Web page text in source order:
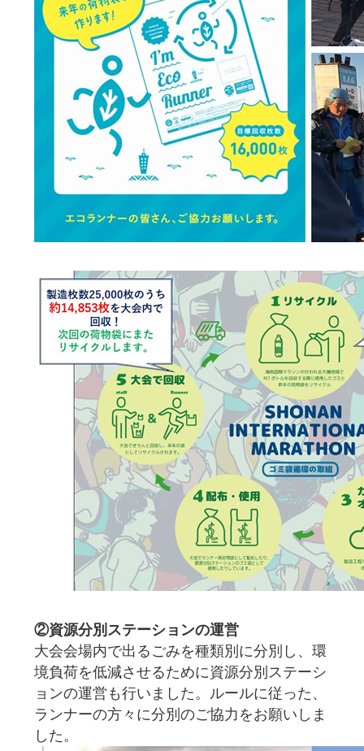
②資源分別ステーションの運営
大会会場内で出るごみを種類別に分別し、環
境負荷を低減させるために資源分別ステーシ
ョンの運営も行いました。ルールに従った、
ランナーの方々に分別のご協力をお願いしま
した。